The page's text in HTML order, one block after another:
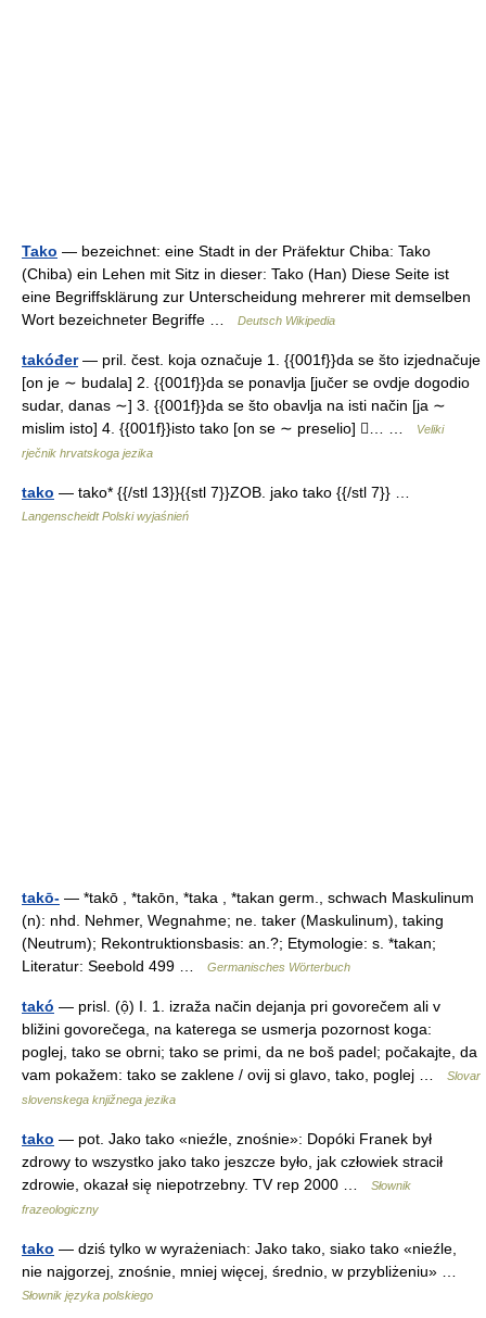
Tako — bezeichnet: eine Stadt in der Präfektur Chiba: Tako
(Chiba) ein Lehen mit Sitz in dieser: Tako (Han) Diese Seite ist
eine Begriffsklärung zur Unterscheidung mehrerer mit demselben
Wort bezeichneter Begriffe …
Deutsch Wikipedia
takóđer— pril. čest. koja označuje 1. {{001f}}da se što izjednačuje
[on je ∼ budala] 2. {{001f}}da se ponavlja [jučer se ovdje dogodio
sudar, danas ∼] 3. {{001f}}da se što obavlja na isti način [ja ∼
mislim isto] 4. {{001f}}isto tako [on se ∼ preselio] ⃞… …
Veliki
rječnik hrvatskoga jezika
tako — tako* {{/stl 13}}{{stl 7}}ZOB. jako tako {{/stl 7}} …
Langenscheidt Polski wyjaśnień
takō- — *takō , *takōn, *taka , *takan germ., schwach Maskulinum
(n): nhd. Nehmer, Wegnahme; ne. taker (Maskulinum), taking
(Neutrum); Rekontruktionsbasis: an.?; Etymologie: s. *takan;
Literatur: Seebold 499 …
Germanisches Wörterbuch
takó — prisl. (ọ̑) I. 1. izraža način dejanja pri govorečem ali v
bližini govorečega, na katerega se usmerja pozornost koga:
poglej, tako se obrni; tako se primi, da ne boš padel; počakajte, da
vam pokažem: tako se zaklene / ovij si glavo, tako, poglej …
Slovar
slovenskega knjižnega jezika
tako — pot. Jako tako «nieźle, znośnie»: Dopóki Franek był
zdrowy to wszystko jako tako jeszcze było, jak człowiek stracił
zdrowie, okazał się niepotrzebny. TV rep 2000 …
Słownik
frazeologiczny
tako — dziś tylko w wyrażeniach: Jako tako, siako tako «nieźle,
nie najgorzej, znośnie, mniej więcej, średnio, w przybliżeniu» …
Słownik języka polskiego